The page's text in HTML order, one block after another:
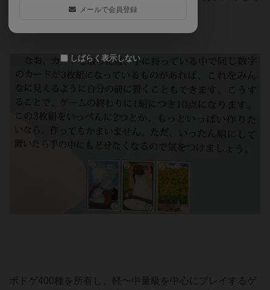
みたいと思います。
ボドゲ400種を所有し、軽〜中量級を中心にプレイするゲ
メールで会員登録
しばらく表示しない